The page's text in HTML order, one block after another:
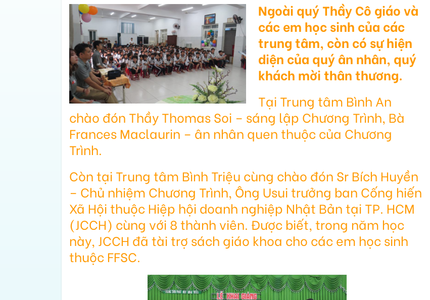
Ngoài quý Thầy Cô giáo và
các em học sinh của các
trung tâm, còn có sự hiện
diện của quý ân nhân, quý
khách mời thân thương.
Tại Trung tâm Bình An
chào đón Thầy Thomas Soi – sáng lập Chương Trình, Bà
Frances Maclaurin – ân nhân quen thuộc của Chương
Trình.
Còn tại Trung tâm Bình Triệu cùng chào đón Sr Bích Huyền
– Chủ nhiệm Chương Trình, Ông Usui trưởng ban Cống hiến
Xã Hội thuộc Hiệp hội doanh nghiệp Nhật Bản tại TP. HCM
(JCCH) cùng với 8 thành viên. Được biết, trong năm học
này, JCCH đã tài trợ sách giáo khoa cho các em học sinh
thuộc FFSC.